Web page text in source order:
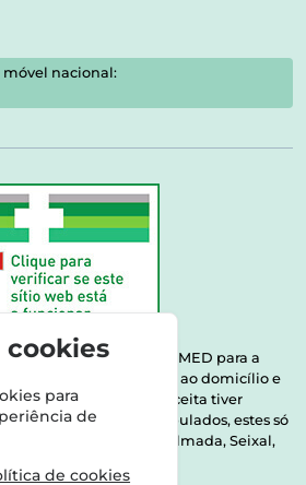
móvel nacional:
autorizada pelo INFARMED para a
e produtos de saúde ao domicílio e
| Se na sua receita tiver
ou Medicamentos Manipulados, estes só
seguintes concelhos: Almada, Seixal,
cookies
para
de
de cookies